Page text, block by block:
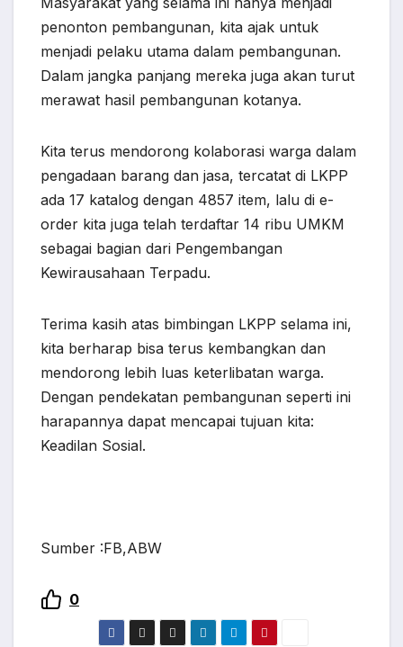
penonton pembangunan, kita ajak untuk
menjadi pelaku utama dalam pembangunan.
Dalam jangka panjang mereka juga akan turut
merawat hasil pembangunan kotanya.
Kita terus mendorong kolaborasi warga dalam
pengadaan barang dan jasa, tercatat di LKPP
ada 17 katalog dengan 4857 item, lalu di e-
order kita juga telah terdaftar 14 ribu UMKM
sebagai bagian dari Pengembangan
Kewirausahaan Terpadu.
Terima kasih atas bimbingan LKPP selama ini,
kita berharap bisa terus kembangkan dan
mendorong lebih luas keterlibatan warga.
Dengan pendekatan pembangunan seperti ini
harapannya dapat mencapai tujuan kita:
Keadilan Sosial.
Sumber :FB,ABW
0